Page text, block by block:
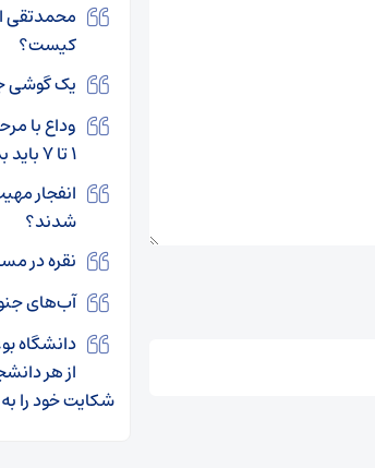
محمدتقی
کیست؟
یک گوشی
وداع با
۱ تا ۷ باید بدانند
انفجار
شدند؟
نقره در
آب‌های
دانشگاه
از هر
شکایت خود را